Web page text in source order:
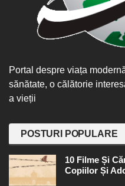
Portal despre viața
sănătate, o călătorie
a vieții
POSTURI POPULARE
10 Filme Și
Copiilor Și